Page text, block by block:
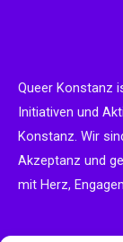
Queer Konstanz
Initiativen und
Konstanz. Wir
Akzeptanz und
mit Herz,